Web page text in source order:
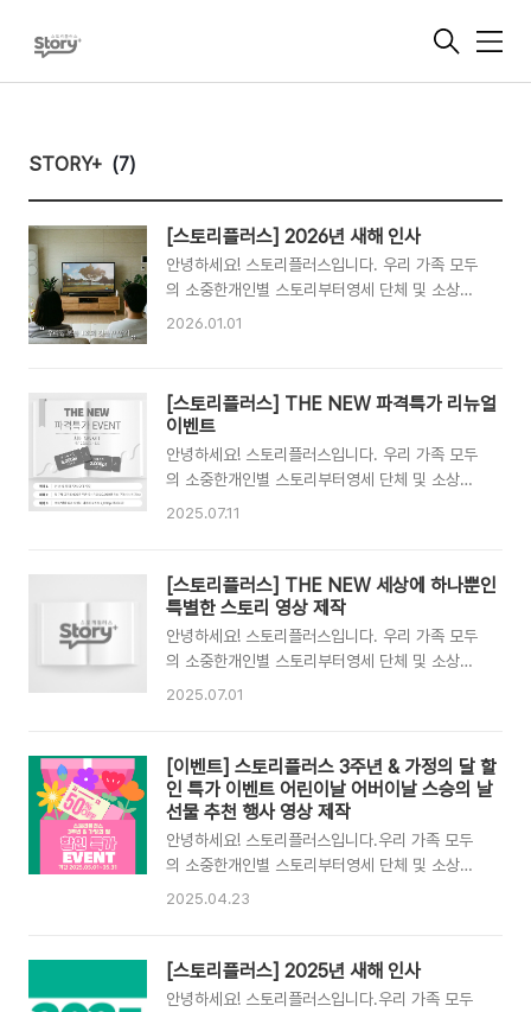
메
STORY+ (7)
[스토리플러스] 2026년 새해 인사
안녕하세요! 스토리플러스입니다. 우리 가족 모두
의 소중한개인별 스토리부터영세 단체 및 소상공
인을 위한브랜드 스토리까지세상에 하나뿐인 특별
이야기""매일이 소중한 7살의 생일 이야기""반짝
이는 청춘의 졸업 이야기""사랑과 축복 가득한 결
혼 이야기""브라보! 제2의 인생 이야기"​모든 날 모
든 순간​우리 모두의 소중한 이야기를세상에 하나
뿐인 특별한 스토리로​2026년에도#스토리플러스
다!🎉 제작 문의 카톡채널 I 스토리플러스네이버톡
톡 I 스토리 플러스Email |..
2026.01.01
[스토리플러스] THE NEW 파격특가 리뉴얼
이벤트
안녕하세요! 스토리플러스입니다. 우리 가족 모두
의 소중한개인별 스토리부터영세 단체 및 소상공
인을 위한브랜드 스토리까지세상에 하나뿐인 특별
플러스영상 제작사 I 세상에 하나뿐인 특별한 스토
리mkt.shopping.naver.com 안녕하세요! #스
토리플러스 입니다. 스토리플러스의 새 단장 THE
NEW 리뉴얼을 기념하여파격특가 이벤트를 준비
2️⃣ 첫 구매 고객 5,000원 할인 쿠폰 즉시 지급
영상 리뷰 작성시 네이버 포인트 2,000pt 즉시
지급 ✅기간 I 2025.07.01~ 2025.08.31 All
a..
2025.07.11
[스토리플러스] THE NEW 세상에 하나뿐인
특별한 스토리 영상 제작
안녕하세요! 스토리플러스입니다. 우리 가족 모두
의 소중한개인별 스토리부터영세 단체 및 소상공
인을 위한브랜드 스토리까지세상에 하나뿐인 특별
러스 THE NEW 세상에 하나뿐인 특별한 스토리
안녕하세요! #스토리플러스 입니다. 어느덧,
2025년의 반이 지나고 하반기가 시작되었네요!
새해 목표는 잘 실천하고 계시나요?🤔 스토리플
러스는 하반기의 시작과 함께새 단장 새로운 이야
story!우리 모두의 이야기를세상에 하나뿐인 특별
NEW🎁다양한 이벤트도 기대해 주세요!
COMING SOON ▼스토리플러스의 다양한 영
2025.07.01
[이벤트] 스토리플러스 3주년 & 가정의 달 할
인 특가 이벤트 어린이날 어버이날 스승의 날
선물 추천 행사 영상 제작
안녕하세요! 스토리플러스입니다.우리 가족 모두
의 소중한개인별 스토리부터영세 단체 및 소상공
인을 위한브랜드 스토리까지세상에 하나뿐인 특별
러스 3주년 & 가정의 달 이벤트 2025.05.01 ~
2025.05.31 2025.5.12 스토리플러스 3주년
2025.04.23
[스토리플러스] 2025년 새해 인사
안녕하세요! 스토리플러스입니다.우리 가족 모두